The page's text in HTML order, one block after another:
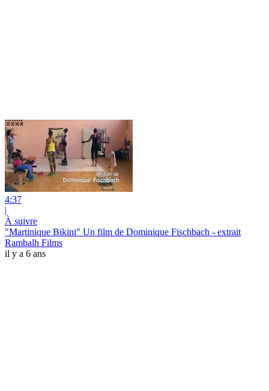
4:37
|
À suivre
"Martinique Bikini" Un film de Dominique Fischbach - extrait
Rambalh Films
il y a 6 ans